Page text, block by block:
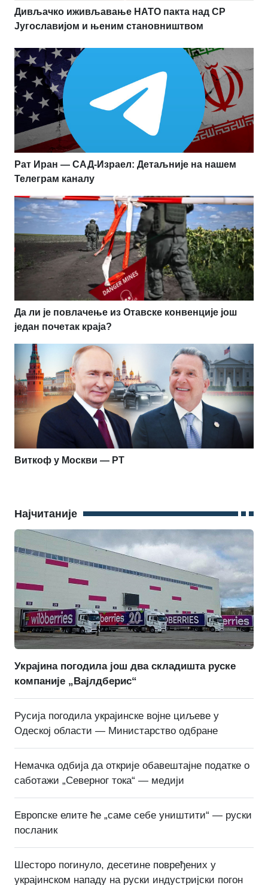
Дивљачко иживљавање НАТО пакта над СР
Југославијом и њеним становништвом
Рат Иран — САД-Израел: Детаљније на нашем
Телеграм каналу
Да ли је повлачење из Отавске конвенције још
један почетак краја?
Виткоф у Москви — РТ
Најчитаније
Украјина погодила још два складишта руске
компаније „Вајлдберис“
Русија погодила украјинске војне циљеве у
Одеској области — Министарство одбране
Немачка одбија да открије обавештајне податке о
саботажи „Северног тока“ — медији
Европске елите ће „саме себе уништити“ — руски
посланик
Шесторо погинуло, десетине повређених у
украјинском нападу на руски индустријски погон